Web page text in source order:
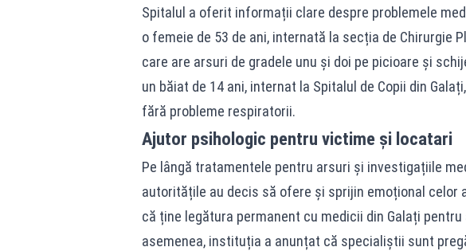
Spitalul a oferit informații clare despre problemele
o femeie de 53 de ani, internată la secția de Chirurgie
care are arsuri de gradele unu și doi pe picioare și
un băiat de 14 ani, internat la Spitalul de Copii din
fără probleme respiratorii.
Ajutor psihologic pentru victime și locatari
Pe lângă tratamentele pentru arsuri și investigațiile
autoritățile au decis să ofere și sprijin emoțional
că ține legătura permanent cu medicii din Galați
asemenea, instituția a anunțat că specialiștii sunt